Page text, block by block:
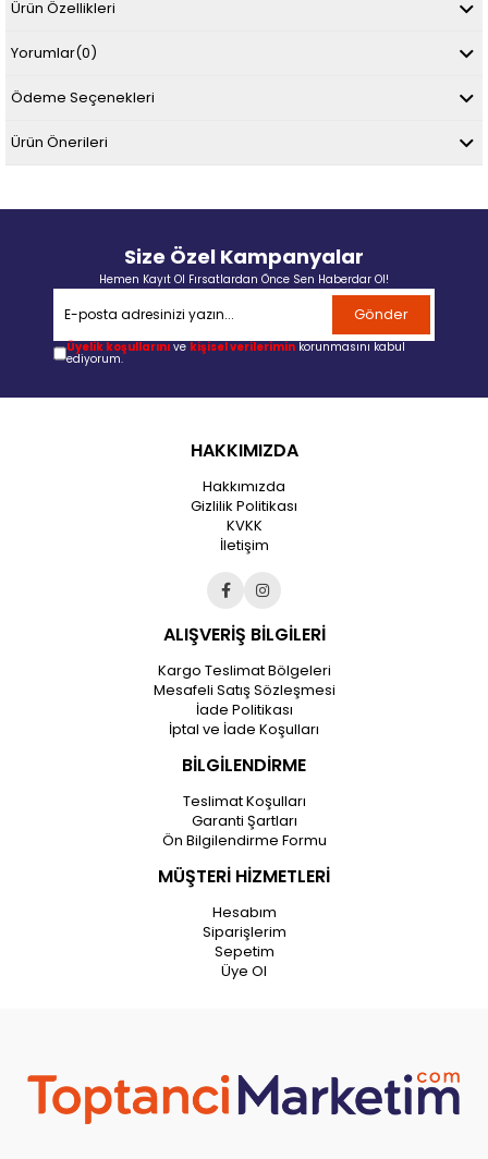
Ürün Özellikleri
Yorumlar(0)
Ödeme Seçenekleri
Ürün Önerileri
Size Özel Kampanyalar
Hemen Kayıt Ol Fırsatlardan Önce Sen Haberdar Ol!
Gönder
Üyelik koşullarını ve kişisel verilerimin korunmasını kabul
ediyorum.
HAKKIMIZDA
Hakkımızda
Gizlilik Politikası
KVKK
İletişim
ALIŞVERİŞ BİLGİLERİ
Kargo Teslimat Bölgeleri
Mesafeli Satış Sözleşmesi
İade Politikası
İptal ve İade Koşulları
BİLGİLENDİRME
Teslimat Koşulları
Garanti Şartları
Ön Bilgilendirme Formu
MÜŞTERİ HİZMETLERİ
Hesabım
Siparişlerim
Sepetim
Üye Ol